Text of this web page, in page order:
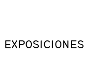
EXPOSICIONES